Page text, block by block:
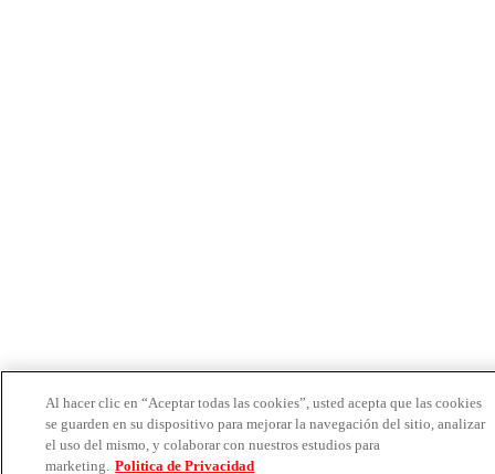
Al hacer clic en “Aceptar todas las cookies”, usted acepta que las cookies
se guarden en su dispositivo para mejorar la navegación del sitio, analizar
el uso del mismo, y colaborar con nuestros estudios para
marketing. Politica de Privacidad